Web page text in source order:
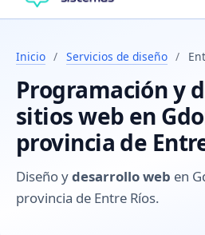
Inicio / Servicios de diseño /
Programación y
sitios web en
provincia de
Diseño ydesarrollo web en
provincia de Entre Ríos.